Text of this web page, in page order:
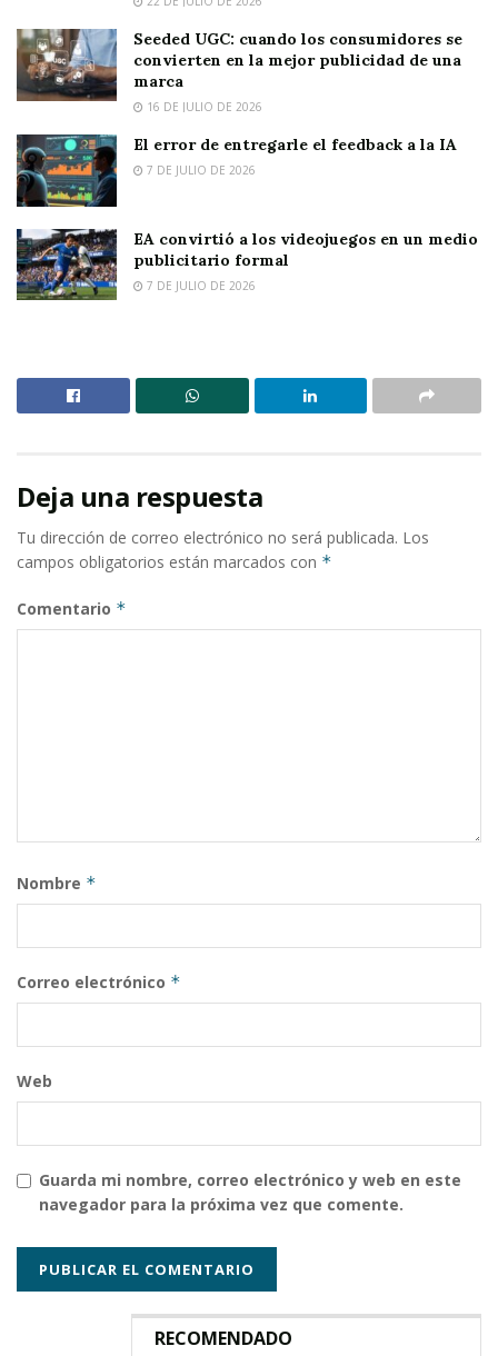
Seeded UGC: cuando los consumidores se
convierten en la mejor publicidad de una
marca
16 DE JULIO DE 2026
El error de entregarle el feedback a la IA
7 DE JULIO DE 2026
EA convirtió a los videojuegos en un medio
publicitario formal
7 DE JULIO DE 2026
Deja una respuesta
Tu dirección de correo electrónico no será publicada. Los
campos obligatorios están marcados con *
Comentario *
Nombre *
Correo electrónico *
Web
Guarda mi nombre, correo electrónico y web en este
navegador para la próxima vez que comente.
RECOMENDADO